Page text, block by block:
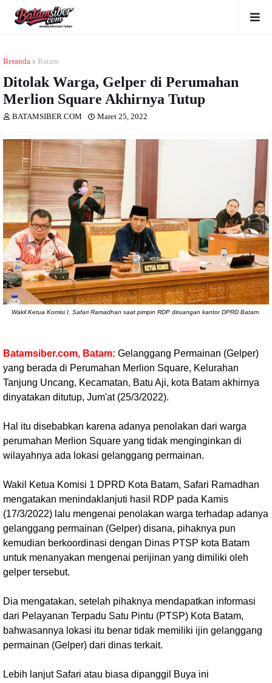
Beranda Batam
Ditolak Warga, Gelper di Perumahan
Merlion Square Akhirnya Tutup
BATAMSIBER.COM Maret 25, 2022
Wakil Ketua Komisi I, Safari Ramadhan saat pimpin RDP diruangan kantor DPRD Batam.
Batamsiber.com, Batam: Gelanggang Permainan (Gelper)
yang berada di Perumahan Merlion Square, Kelurahan
Tanjung Uncang, Kecamatan, Batu Aji, kota Batam akhirnya
dinyatakan ditutup, Jum'at (25/3/2022).
Hal itu disebabkan karena adanya penolakan dari warga
perumahan Merlion Square yang tidak menginginkan di
wilayahnya ada lokasi gelanggang permainan.
Wakil Ketua Komisi 1 DPRD Kota Batam, Safari Ramadhan
mengatakan menindaklanjuti hasil RDP pada Kamis
(17/3/2022) lalu mengenai penolakan warga terhadap adanya
gelanggang permainan (Gelper) disana, pihaknya pun
kemudian berkoordinasi dengan Dinas PTSP kota Batam
untuk menanyakan mengenai perijinan yang dimiliki oleh
gelper tersebut.
Dia mengatakan, setelah pihaknya mendapatkan informasi
dari Pelayanan Terpadu Satu Pintu (PTSP) Kota Batam,
bahwasannya lokasi itu benar tidak memiliki ijin gelanggang
permainan (Gelper) dari dinas terkait.
Lebih lanjut Safari atau biasa dipanggil Buya ini